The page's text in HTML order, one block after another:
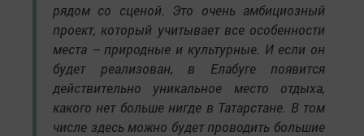
рядом со сценой. Это очень амбициозный
проект, который учитывает все особенности
места – природные и культурные. И если он
будет реализован, в Елабуге появится
действительно уникальное место отдыха,
какого нет больше нигде в Татарстане. В том
числе здесь можно будет проводить большие